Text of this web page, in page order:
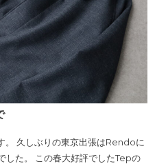
。 久しぶりの東京出張はRendoに
した。 この春大好評でしたTepの